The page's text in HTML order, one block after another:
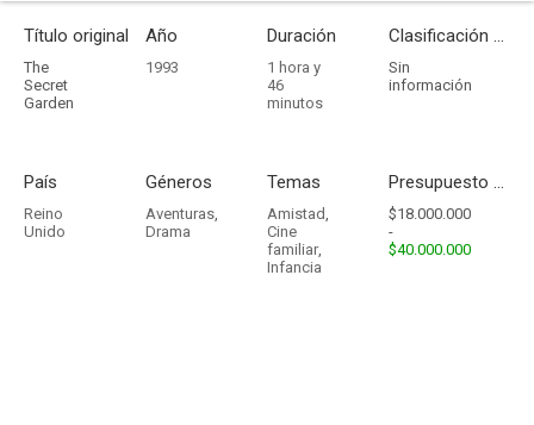
Título original
The
Secret
Garden
Año
1993
Duración
1 hora y
46
minutos
Clasificación por edades
Sin
información
País
Reino
Unido
Géneros
Aventuras,
Drama
Temas
Amistad,
Cine
familiar,
Infancia
Presupuesto - Ingresos
$18.000.000
-
$40.000.000